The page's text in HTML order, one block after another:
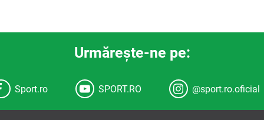
Urmăreşte-ne pe:
Sport.ro SPORT.RO @sport.ro.oficial